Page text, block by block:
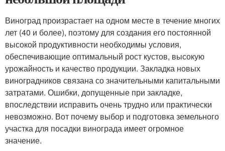
Виноград произрастает на одном месте в течение многих
лет (40 и более), поэтому для создания его постоянной
высокой продуктивности необходимы условия,
обеспечивающие оптимальный рост кустов, высокую
урожайность и качество продукции. Закладка новых
виноградников связана со значительными капитальными
затратами. Ошибки, допущенные при закладке,
впоследствии исправить очень трудно или практически
невозможно. Вот почему выбор и подготовка земельного
участка для посадки винограда имеет огромное
значение.